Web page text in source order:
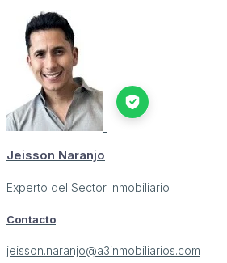
Jeisson Naranjo
Experto del Sector Inmobiliario
Contacto
jeisson.naranjo@a3inmobiliarios.com